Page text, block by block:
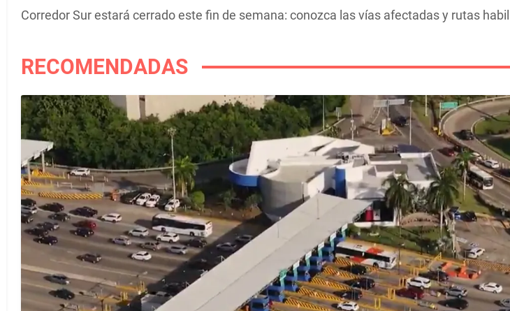
Corredor Sur estará cerrado este fin de semana: conozca las vías afectadas y rutas
RECOMENDADAS